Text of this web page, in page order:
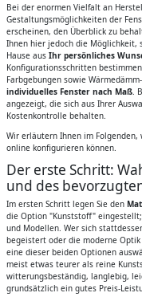
Bei der enormen Vielfalt an
Gestaltungsmöglichkeiten der
erscheinen, den Überblick zu
Ihnen hier jedoch die Möglichkeit,
Hause aus Ihr persönliches
Konfigurationsschritten
Farbgebungen sowie
individuelles Fenster nach Maß.
angezeigt, die sich aus Ihrer
Kostenkontrolle behalten.
Wir erläutern Ihnen im
online konfigurieren können.
Der erste Schritt:
und des
Im ersten Schritt legen Sie den
die Option "Kunststoff"
und Modellen. Wer sich
begeistert oder die moderne
eine dieser beiden Optionen
meist etwas teurer als reine
witterungsbeständig, langlebig,
grundsätzlich ein gutes Preis-